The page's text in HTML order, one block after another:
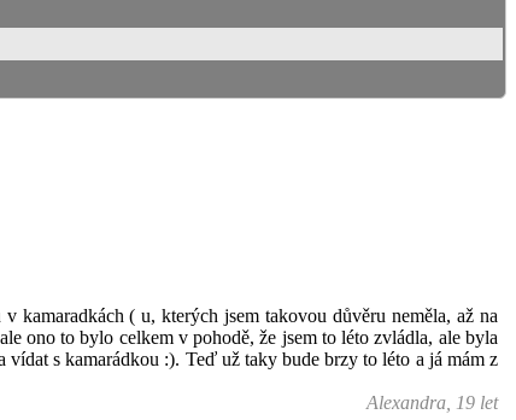
kamaradkách ( u, kterých jsem takovou důvěru neměla, až na
ono to bylo celkem v pohodě, že jsem to léto zvládla, ale byla
s kamarádkou :). Teď už taky bude brzy to léto a já mám z
Alexandra, 19 let